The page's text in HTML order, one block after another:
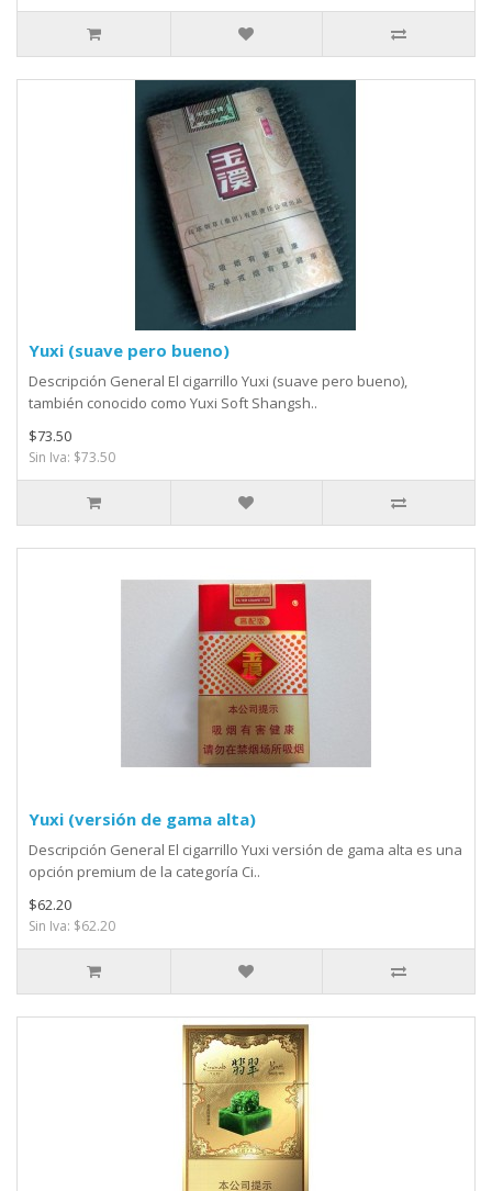
Yuxi (suave pero bueno)
Descripción General El cigarrillo Yuxi (suave pero bueno),
también conocido como Yuxi Soft Shangsh..
$73.50
Sin Iva: $73.50
Yuxi (versión de gama alta)
Descripción General El cigarrillo Yuxi versión de gama alta es una
opción premium de la categoría Ci..
$62.20
Sin Iva: $62.20